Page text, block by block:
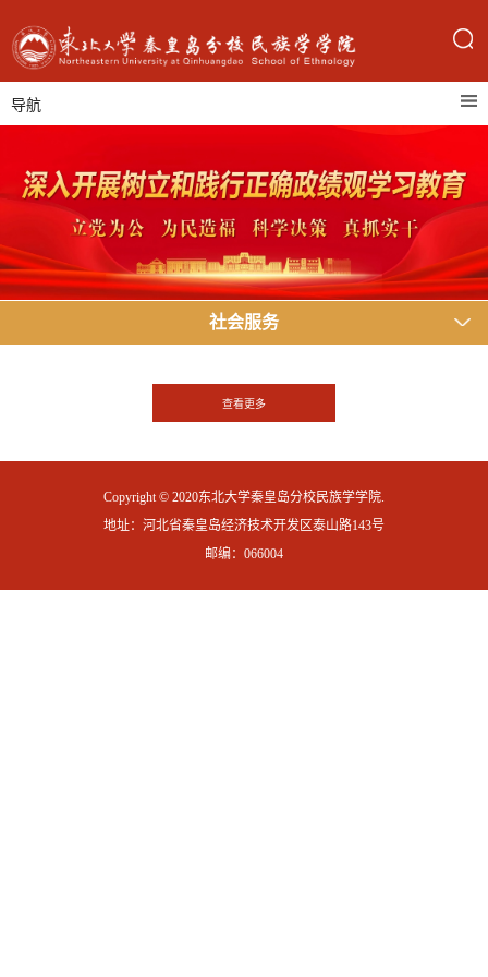
导航
社会服务
查看更多
Copyright © 2020东北大学秦皇岛分校民族学学院.
地址：河北省秦皇岛经济技术开发区泰山路143号
邮编：066004